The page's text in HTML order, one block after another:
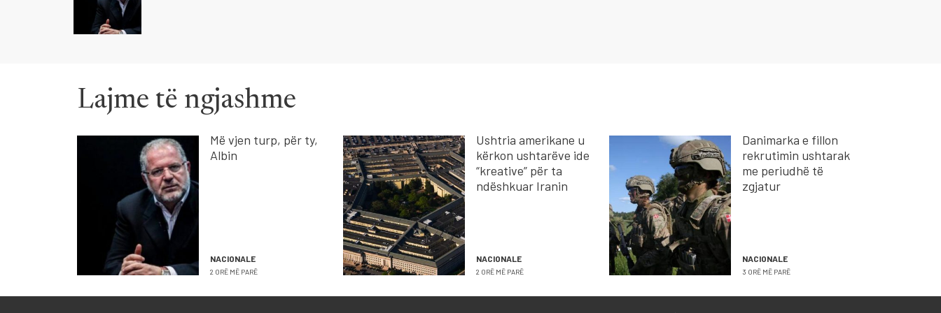
Lajme të ngjashme
Më vjen turp, për ty,
Albin
NACIONALE
2 ORË MË PARË
Ushtria amerikane u
kërkon ushtarëve ide
“kreative” për ta
ndëshkuar Iranin
NACIONALE
2 ORË MË PARË
Danimarka e fillon
rekrutimin ushtarak
me periudhë të
zgjatur
NACIONALE
3 ORË MË PARË